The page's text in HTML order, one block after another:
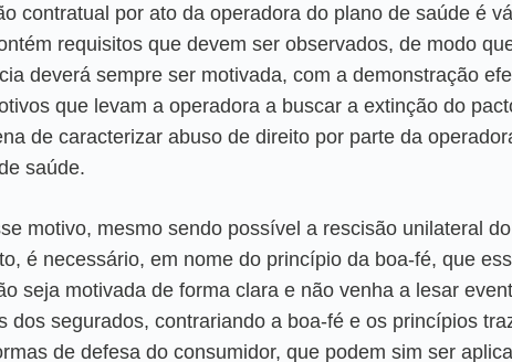
contratual por ato da operadora do plano de saúde é
requisitos que devem ser observados, de modo
deverá sempre ser motivada, com a demonstração
que levam a operadora a buscar a extinção do
de caracterizar abuso de direito por parte da
saúde.
motivo, mesmo sendo possível a rescisão unilateral do
é necessário, em nome do princípio da boa-fé, que
seja motivada de forma clara e não venha a lesar
dos segurados, contrariando a boa-fé e os princípios
de defesa do consumidor, que podem sim ser